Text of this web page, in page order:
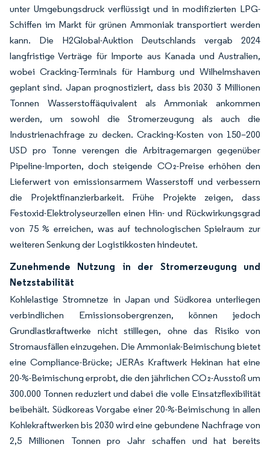
unter Umgebungsdruck verflüssigt und in modifizierten LPG-
Schiffen im Markt für grünen Ammoniak transportiert werden
kann. Die H2Global-Auktion Deutschlands vergab 2024
langfristige Verträge für Importe aus Kanada und Australien,
wobei Cracking-Terminals für Hamburg und Wilhelmshaven
geplant sind. Japan prognostiziert, dass bis 2030 3 Millionen
Tonnen Wasserstoffäquivalent als Ammoniak ankommen
werden, um sowohl die Stromerzeugung als auch die
Industrienachfrage zu decken. Cracking-Kosten von 150–200
USD pro Tonne verengen die Arbitragemargen gegenüber
Pipeline-Importen, doch steigende CO₂-Preise erhöhen den
Lieferwert von emissionsarmem Wasserstoff und verbessern
die Projektfinanzierbarkeit. Frühe Projekte zeigen, dass
Festoxid-Elektrolyseurzellen einen Hin- und Rückwirkungsgrad
von 75 % erreichen, was auf technologischen Spielraum zur
weiteren Senkung der Logistikkosten hindeutet.
Zunehmende Nutzung in der Stromerzeugung und
Netzstabilität
Kohlelastige Stromnetze in Japan und Südkorea unterliegen
verbindlichen Emissionsobergrenzen, können jedoch
Grundlastkraftwerke nicht stilllegen, ohne das Risiko von
Stromausfällen einzugehen. Die Ammoniak-Beimischung bietet
eine Compliance-Brücke; JERAs Kraftwerk Hekinan hat eine
20-%-Beimischung erprobt, die den jährlichen CO₂-Ausstoß um
300.000 Tonnen reduziert und dabei die volle Einsatzflexibilität
beibehält. Südkoreas Vorgabe einer 20-%-Beimischung in allen
Kohlekraftwerken bis 2030 wird eine gebundene Nachfrage von
2,5 Millionen Tonnen pro Jahr schaffen und hat bereits